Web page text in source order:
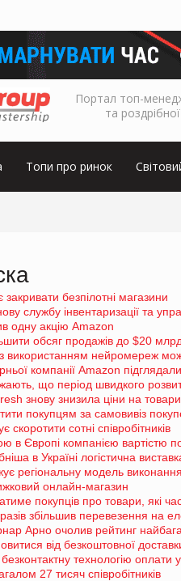
Портал топ-
та роздрібної
Топи про ринок
безпілотні магазини
службу інвентаризації та
одну акцію Amazon
обсяг продажів до $20
з використанням нейромереж
компанії Amazon
що період швидкого
знову знизила ціни на товари
покупцям за самовивіз
сотні співробітників
в Європі компанією вартістю
в Україні логістична
регіональну модель
онлайн-магазин
покупців про товари, які
збільшив перевезення на
Арно очолив рейтинг
від безкоштовної
технологію оплати
27 тисяч співробітників